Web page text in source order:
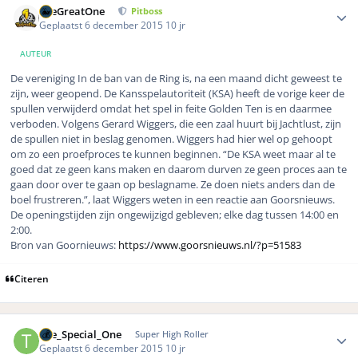
TheGreatOne Pitboss
Geplaatst6 december 2015 10 jr
AUTEUR
De vereniging In de ban van de Ring is, na een maand dicht geweest te
zijn, weer geopend. De Kansspelautoriteit (KSA) heeft de vorige keer de
spullen verwijderd omdat het spel in feite Golden Ten is en daarmee
verboden. Volgens Gerard Wiggers, die een zaal huurt bij Jachtlust, zijn
de spullen niet in beslag genomen. Wiggers had hier wel op gehoopt
om zo een proefproces te kunnen beginnen. “De KSA weet maar al te
goed dat ze geen kans maken en daarom durven ze geen proces aan te
gaan door over te gaan op beslagname. Ze doen niets anders dan de
boel frustreren.”, laat Wiggers weten in een reactie aan Goorsnieuws.
De openingstijden zijn ongewijzigd gebleven; elke dag tussen 14:00 en
2:00.
Bron van Goornieuws: https://www.goorsnieuws.nl/?p=51583
Citeren
The_Special_One Super High Roller
Geplaatst6 december 2015 10 jr